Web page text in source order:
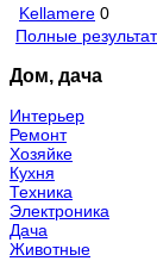
Kellamere 0
Полные
Дом, дача
Интерьер
Ремонт
Хозяйке
Кухня
Техника
Электроника
Дача
Животные